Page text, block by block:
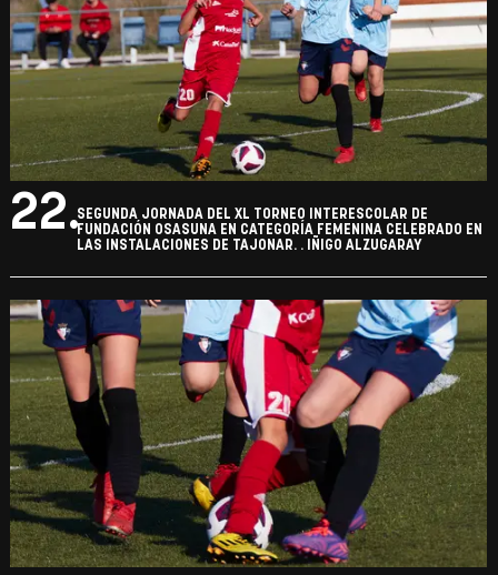
22.SEGUNDA JORNADA DEL XL TORNEO INTERESCOLAR DE
FUNDACIÓN OSASUNA EN CATEGORÍA FEMENINA CELEBRADO EN
LAS INSTALACIONES DE TAJONAR. . IÑIGO ALZUGARAY